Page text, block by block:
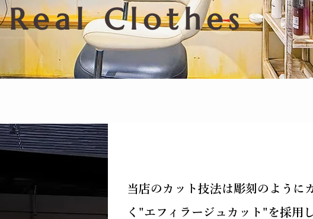
当店のカット技法は彫刻のように
く"エフィラージュカット"を採用し
Real Clothes